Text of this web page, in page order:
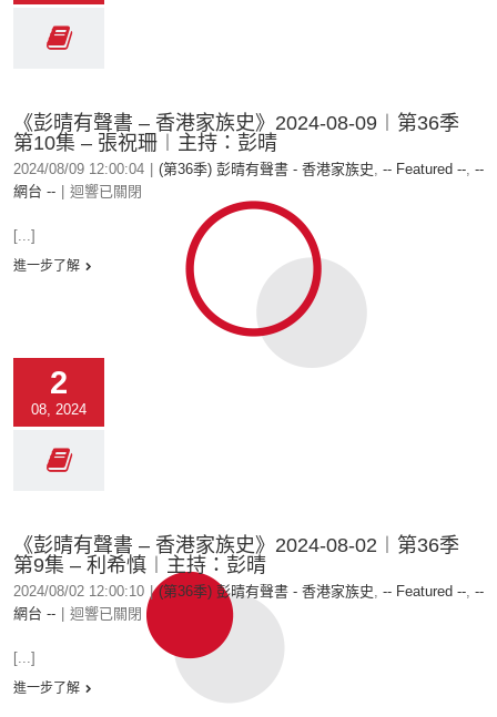
《彭晴有聲書 – 香港家族史》2024-08-09︱第36季
第10集 – 張祝珊︱主持：彭晴
2024/08/09 12:00:04 (第36季) 彭晴有聲書 - 香港家族史, -- Featured --, --
網台 --
迴響已關閉
[...]
進一步了解
2
08, 2024
《彭晴有聲書 – 香港家族史》2024-08-02︱第36季
第9集 – 利希慎︱主持：彭晴
2024/08/02 12:00:10 | (第36季) 彭晴有聲書 - 香港家族史, -- Featured --, --
網台 --
迴響已關閉
[...]
進一步了解